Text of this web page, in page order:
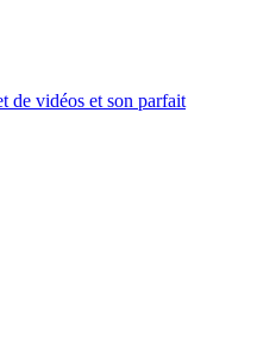
de vidéos et son parfait